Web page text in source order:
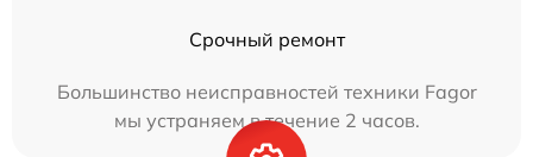
Срочный ремонт
Большинство неисправностей техники Fagor
мы устраняем в течение 2 часов.